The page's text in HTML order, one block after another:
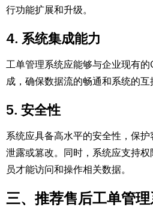
行功能扩展和升级。
4. 系统集成能力
工单管理系统应能够与企业现有的
成，确保数据流的畅通和系统的互
5. 安全性
系统应具备高水平的安全性，保
泄露或篡改。同时，系统应支持
员才能访问和操作相关数据。
三、推荐售后工单管